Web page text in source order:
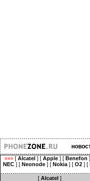
»»» [ Alcatel ] [ Apple ] [ Benefon
NEC ] [ Neonode ] [ Nokia ] [ O2 ] [
[ Alcatel ]